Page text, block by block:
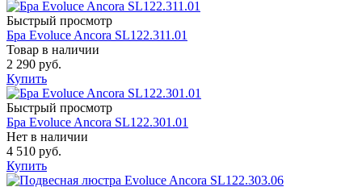
Быстрый просмотр
Бра Evoluce Ancora SL122.311.01
Товар в наличии
2 290 руб.
Купить
Быстрый просмотр
Бра Evoluce Ancora SL122.301.01
Нет в наличии
4 510 руб.
Купить